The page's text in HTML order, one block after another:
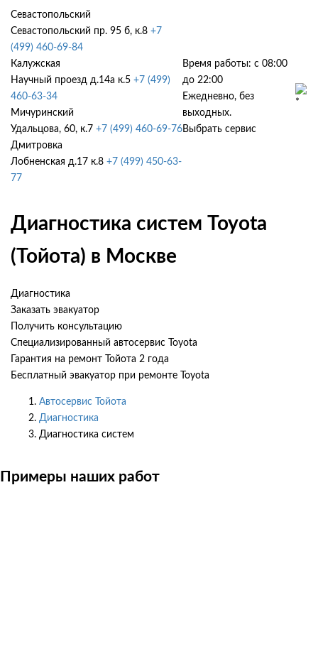
Севастопольский
Севастопольский пр. 95 б, к.8 +7
(499) 460-69-84
Калужская
Научный проезд д.14а к.5 +7 (499)
460-63-34
Мичуринский
Удальцова, 60, к.7 +7 (499) 460-69-76
Дмитровка
Лобненская д.17 к.8 +7 (499) 450-63-
77
Время работы: с 08:00
до 22:00
Ежедневно, без
выходных.
Выбрать сервис
Диагностика систем Toyota
(Тойота) в Москве
Диагностика
Заказать эвакуатор
Получить консультацию
Специализированный автосервис Toyota
Гарантия на ремонт Тойота 2 года
Бесплатный эвакуатор при ремонте Toyota
Автосервис Тойота
Диагностика
Диагностика систем
Примеры наших работ